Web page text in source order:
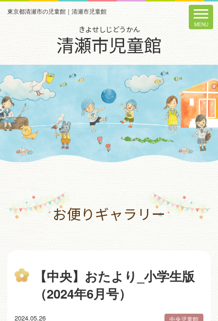
東京都清瀬市の児童館｜清瀬市児童館
きよせしじどうかん
清瀬市児童館
お便りギャラリー
【中央】おたより_小学生版
（2024年6月号）
2024.05.26 中央児童館